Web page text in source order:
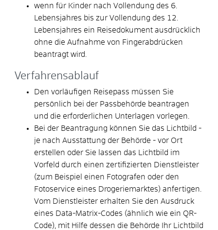
wenn für Kinder nach Vollendung des 6.
Lebensjahres bis zur Vollendung des 12.
Lebensjahres ein Reisedokument ausdrücklich
ohne die Aufnahme von Fingerabdrücken
beantragt wird.
Verfahrensablauf
Den vorläufigen Reisepass müssen Sie
persönlich bei der Passbehörde beantragen
und die erforderlichen Unterlagen vorlegen
Bei der Beantragung können Sie das Lichtbild -
je nach Ausstattung der Behörde - vor Ort
erstellen oder Sie lassen das Lichtbild im
Vorfeld durch einen zertifizierten Dienstleister
(zum Beispiel einen Fotografen oder den
Fotoservice eines Drogeriemarktes) anfertigen.
Vom Dienstleister erhalten Sie den Ausdruck
eines Data-Matrix-Codes (ähnlich wie ein QR-
Code), mit Hilfe dessen die Behörde Ihr Lichtbild